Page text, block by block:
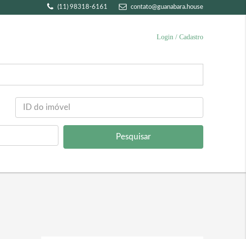
(11) 98318-6161 contato@guanabara.house
Login / Cadastro
Pesquisar